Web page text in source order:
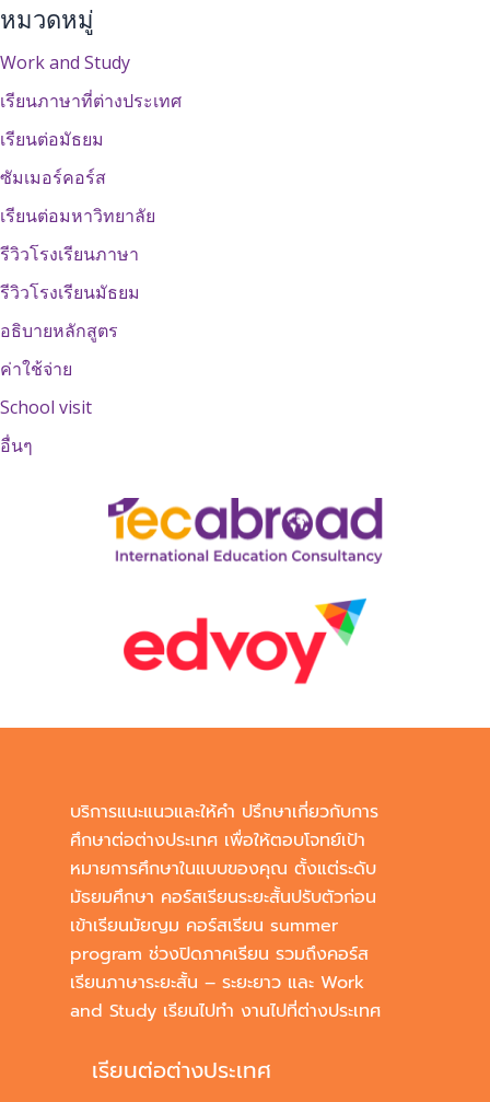
หมวดหมู่
Work and Study
เรียนภาษาที่ต่างประเทศ
เรียนต่อมัธยม
ซัมเมอร์คอร์ส
เรียนต่อมหาวิทยาลัย
รีวิวโรงเรียนภาษา
รีวิวโรงเรียนมัธยม
อธิบายหลักสูตร
ค่าใช้จ่าย
School visit
อื่นๆ
บริการแนะแนวและให้คำ ปรึกษาเกี่ยวกับการ
ศึกษาต่อต่างประเทศ เพื่อให้ตอบโจทย์เป้า
หมายการศึกษาในแบบของคุณ ตั้งแต่ระดับ
มัธยมศึกษา คอร์สเรียนระยะสั้นปรับตัวก่อน
เข้าเรียนมัยญม คอร์สเรียน summer
program ช่วงปิดภาคเรียน รวมถึงคอร์ส
เรียนภาษาระยะสั้น – ระยะยาว และ Work
and Study เรียนไปทำ งานไปที่ต่างประเทศ
เรียนต่อต่างประเทศ